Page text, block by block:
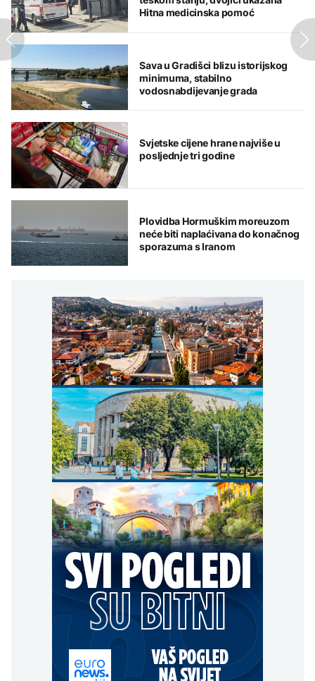
Hitna medicinska pomoć
Sava u Gradišci blizu istorijskog
minimuma, stabilno
vodosnabdijevanje grada
Svjetske cijene hrane najviše u
posljednje tri godine
Plovidba Hormuškim moreuzom
neće biti naplaćivana do konačnog
sporazuma s Iranom